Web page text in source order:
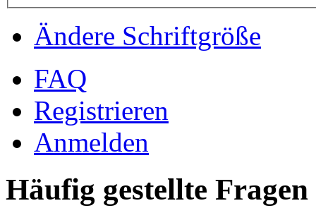
Ändere Schriftgröße
FAQ
Registrieren
Anmelden
Häufig gestellte Fragen